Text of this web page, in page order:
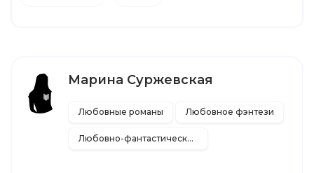
Марина Суржевская
Любовные романы Любовное фэнтези
Любовно-фантастические романы